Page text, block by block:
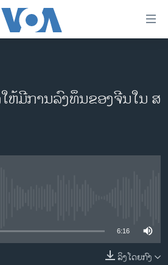
ສະຫະລັດ 2024
ຫ້​ມີ​ການ​ລົງ​ທຶນ​ຂອງ​ຈີນ​ໃນ ສ​
6:16
ລິງໂດຍກົງ